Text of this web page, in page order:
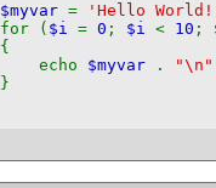
$myvar =
'Hello
for ( $i = 0 ; $i < 10 ;
{
echo $myvar . "\n"
}